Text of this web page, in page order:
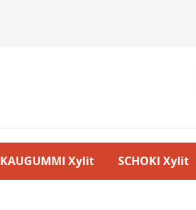
KAUGUMMI Xylit SCHOKI Xylit